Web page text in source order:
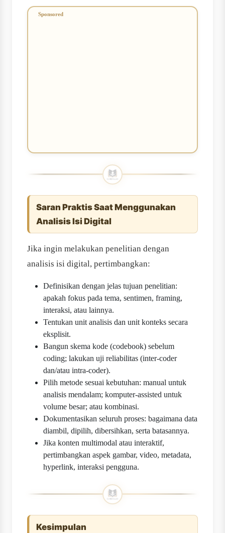
Saran Praktis Saat Menggunakan
Analisis Isi Digital
Jika ingin melakukan penelitian dengan
analisis isi digital, pertimbangkan:
Definisikan dengan jelas tujuan penelitian:
apakah fokus pada tema, sentimen, framing,
interaksi, atau lainnya.
Tentukan unit analisis dan unit konteks secara
eksplisit.
Bangun skema kode (codebook) sebelum
coding; lakukan uji reliabilitas (inter-coder
dan/atau intra-coder).
Pilih metode sesuai kebutuhan: manual untuk
analisis mendalam; komputer-assisted untuk
volume besar; atau kombinasi.
Dokumentasikan seluruh proses: bagaimana data
diambil, dipilih, dibersihkan, serta batasannya.
Jika konten multimodal atau interaktif,
pertimbangkan aspek gambar, video, metadata,
hyperlink, interaksi pengguna.
Kesimpulan